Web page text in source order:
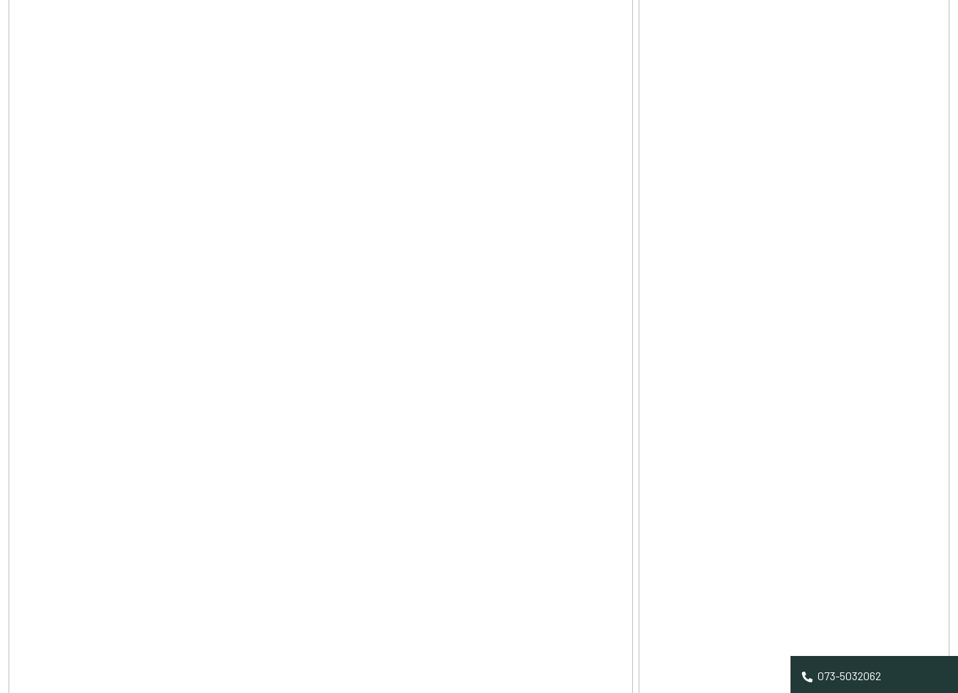
073-5032062